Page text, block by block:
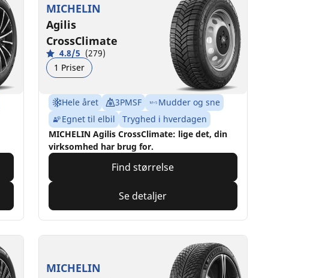
MICHELIN
Agilis
CrossClimate
4.8/5 (279)
1 Priser
Hele året 3PMSF
Mudder og sne
Egnet til elbil
Tryghed i hverdagen
MICHELIN Agilis CrossClimate: lige det, din
virksomhed har brug for.
Find størrelse
Se detaljer
MICHELIN